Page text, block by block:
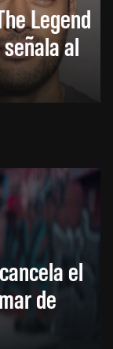
Legend
al
el
de